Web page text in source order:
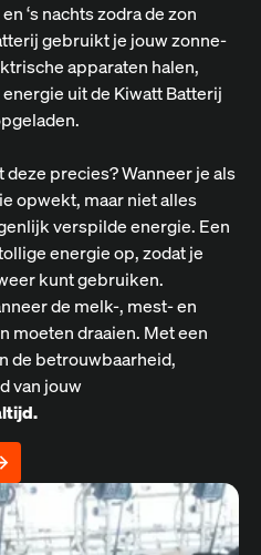
‘s nachts zodra de zon
gebruikt je jouw zonne-
apparaten halen,
uit de Kiwatt Batterij
deze precies? Wanneer je als
opwekt, maar niet alles
verspilde energie. Een
energie op, zodat je
kunt gebruiken.
de melk-, mest- en
moeten draaien. Met een
de betrouwbaarheid,
van jouw